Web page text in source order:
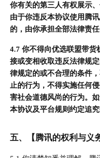
你有关的第三人有权展示
由于你违反本协议使用腾
的，由你承担全部法律责任
4.7 你不得向优选联盟带
接或变相收取违反法律规
律规定的或不合理的条件
止的行为，不得实施任何
害社会道德风尚的行为。
本协议及平台规则约定追究
五、【腾讯的权利与义